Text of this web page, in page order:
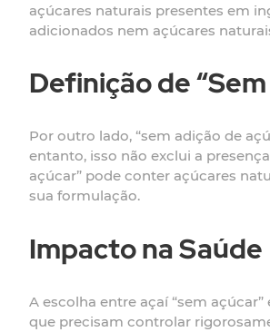
açúcares naturais presentes em
adicionados nem açúcares
Definição de
Por outro lado, “sem adição de
entanto, isso não exclui a
açúcar” pode conter açúcares
sua formulação.
Impacto na Saúde
A escolha entre açaí “sem
que precisam controlar